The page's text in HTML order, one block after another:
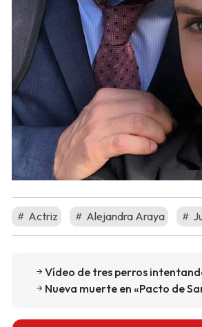
Actriz Alejandra Araya
Vídeo de tres perros
Nueva muerte en «Pacto de